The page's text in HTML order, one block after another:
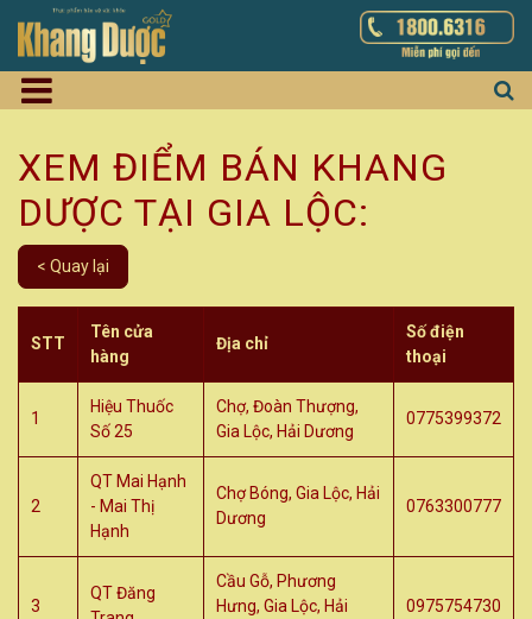
XEM ĐIỂM BÁN KHANG
DƯỢC TẠI GIA LỘC:
< Quay lại
STT
Tên cửa
hàng
Địa chỉ
Số điện
thoại
1
Hiệu Thuốc
Số 25
Chợ, Đoàn Thượng,
Gia Lộc, Hải Dương
0775399372
2
QT Mai Hạnh
- Mai Thị
Hạnh
Chợ Bóng, Gia Lộc, Hải
Dương
0763300777
3
QT Đăng
Cầu Gỗ, Phương
Hưng, Gia Lộc, Hải
0975754730